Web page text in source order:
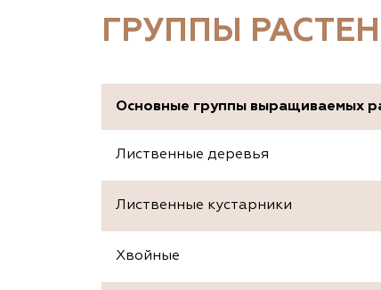
ГРУППЫ
Основные группы выращиваемых
Лиственные деревья
Лиственные кустарники
Хвойные